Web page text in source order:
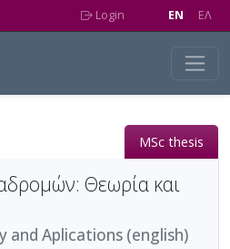
Login EN EΛ
MSc thesis
Θεωρία και
and Aplications (english)